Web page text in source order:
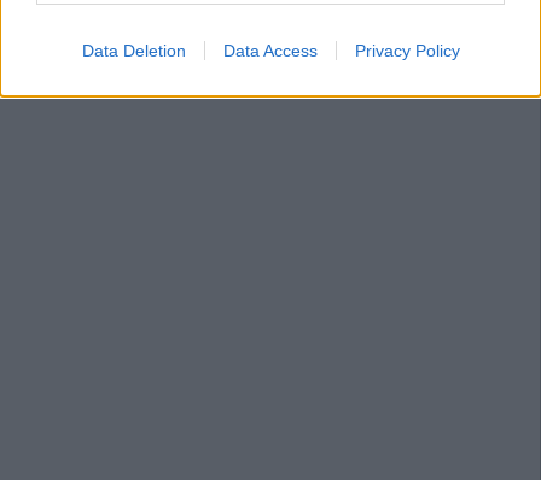
Data Deletion Data Access Privacy Policy